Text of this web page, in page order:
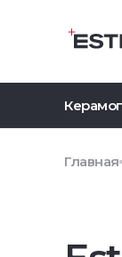
Главная